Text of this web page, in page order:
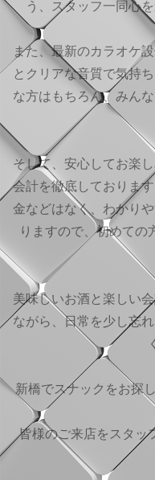
う、スタッフ一同心
また、最新のカラオケ
とクリアな音質で気持
な方はもちろん、みん
そして、安心してお楽
会計を徹底しておりま
金などはなく、わかり
りますので、初めての
美味しいお酒と楽しい
ながら、日常を少し忘
新橋でスナックをお探
皆様のご来店をスタッ